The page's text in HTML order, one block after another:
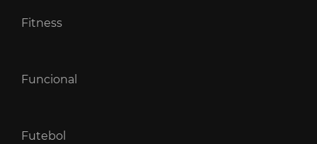
Fitness
Funcional
Futebol